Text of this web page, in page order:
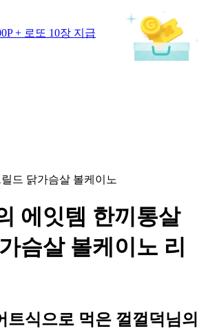
+ 로또 10장 지급
드 닭가슴살 볼케이노
에잇템 한끼통살
슴살 볼케이노 리
트식으로 먹은 껄껄덕님의